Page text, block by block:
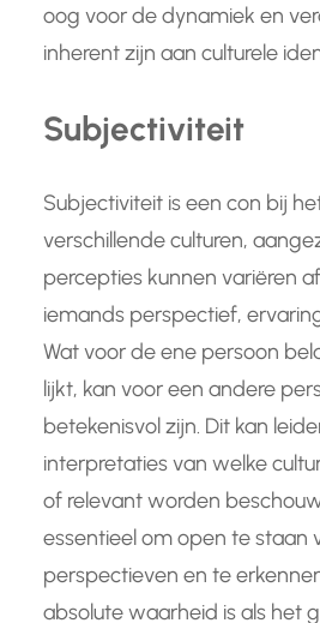
oog voor de dynamiek en
inherent zijn aan culturele
Subjectiviteit
Subjectiviteit is een con bij
verschillende culturen,
percepties kunnen variëren
iemands perspectief,
Wat voor de ene persoon
lijkt, kan voor een andere
betekenisvol zijn. Dit kan
interpretaties van welke
of relevant worden
essentieel om open te staan
perspectieven en te
absolute waarheid is als het